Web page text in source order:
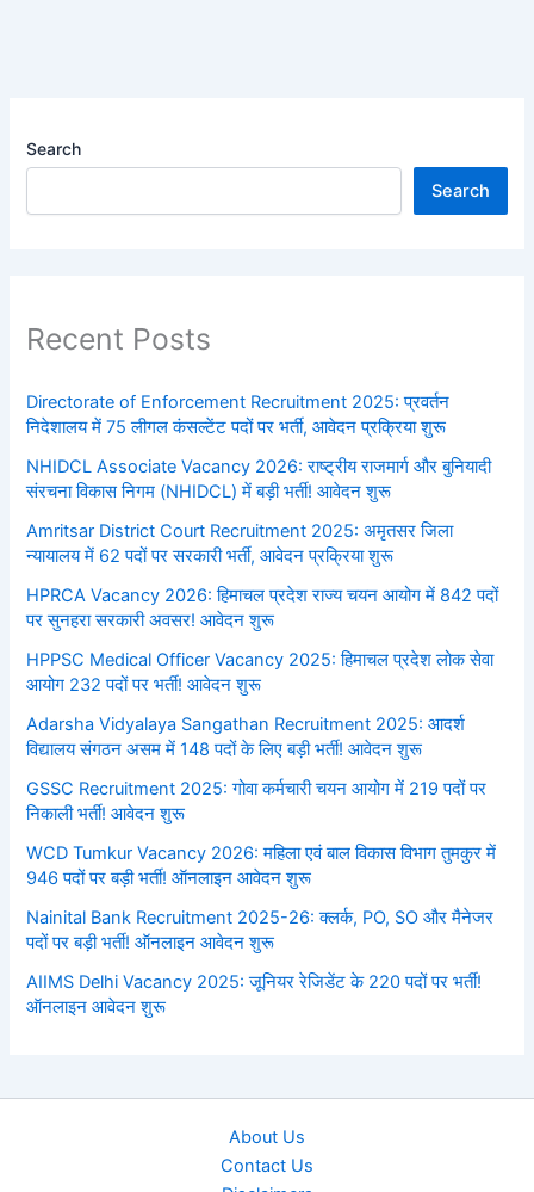
Search
Search
Recent Posts
Directorate of Enforcement Recruitment 2025: प्रवर्तन
निदेशालय में 75 लीगल कंसल्टेंट पदों पर भर्ती, आवेदन प्रक्रिया शुरू
NHIDCL Associate Vacancy 2026: राष्ट्रीय राजमार्ग और बुनियादी
संरचना विकास निगम (NHIDCL) में बड़ी भर्ती! आवेदन शुरू
Amritsar District Court Recruitment 2025: अमृतसर जिला
न्यायालय में 62 पदों पर सरकारी भर्ती, आवेदन प्रक्रिया शुरू
HPRCA Vacancy 2026: हिमाचल प्रदेश राज्य चयन आयोग में 842 पदों
पर सुनहरा सरकारी अवसर! आवेदन शुरू
HPPSC Medical Officer Vacancy 2025: हिमाचल प्रदेश लोक सेवा
आयोग 232 पदों पर भर्ती! आवेदन शुरू
Adarsha Vidyalaya Sangathan Recruitment 2025: आदर्श
विद्यालय संगठन असम में 148 पदों के लिए बड़ी भर्ती! आवेदन शुरू
GSSC Recruitment 2025: गोवा कर्मचारी चयन आयोग में 219 पदों पर
निकाली भर्ती! आवेदन शुरू
WCD Tumkur Vacancy 2026: महिला एवं बाल विकास विभाग तुमकुर में
946 पदों पर बड़ी भर्ती! ऑनलाइन आवेदन शुरू
Nainital Bank Recruitment 2025-26: क्लर्क, PO, SO और मैनेजर
पदों पर बड़ी भर्ती! ऑनलाइन आवेदन शुरू
AIIMS Delhi Vacancy 2025: जूनियर रेजिडेंट के 220 पदों पर भर्ती!
ऑनलाइन आवेदन शुरू
About Us
Contact Us